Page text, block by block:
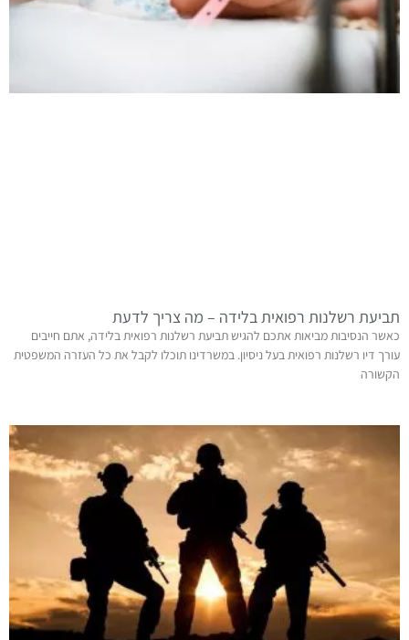
תביעת רשלנות רפואית בלידה – מה צריך לדעת
כאשר הנסיבות מביאות אתכם להגיש תביעת רשלנות רפואית בלידה, אתם חייבים
עורך דיו רשלנות רפואית בעל ניסיון. במשרדינו תוכלו לקבל את כל העזרה המשפטית
הקשורה